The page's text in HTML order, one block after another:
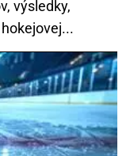
výsledky,